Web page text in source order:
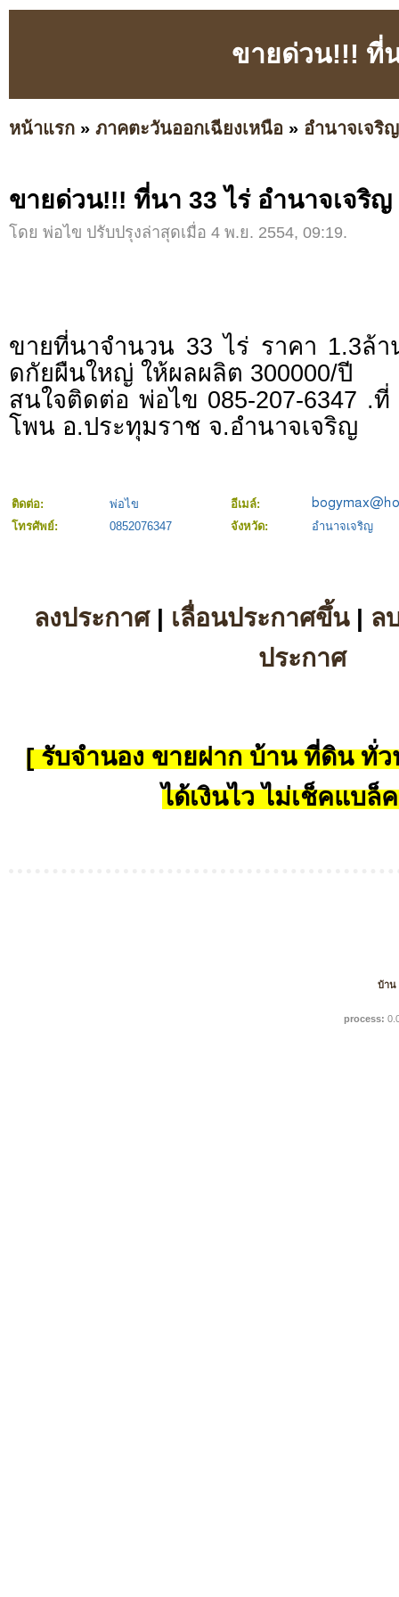
ขายด่วน!!! ที่
หน้าแรก » ภาคตะวันออกเฉียงเหนือ » อำนาจเจริญ
ขายด่วน!!! ที่นา 33 ไร่ อำนาจเจริญ
โดย พ่อไข ปรับปรุงล่าสุดเมื่อ 4 พ.ย. 2554, 09:19.
ขายที่นาจำนวน 33 ไร่ ราคา 1.3ล้
ดกัยผืนใหญ่ ให้ผลผลิต 300000/ปี
สนใจติดต่อ พ่อไข 085-207-6347 .
โพน อ.ประทุมราช จ.อำนาจเจริญ
ติดต่อ: พ่อไข
อีเมล์:
โทรศัพย์:
0852076347 จังหวัด: อำนาจเจริญ
ลงประกาศ| เลื่อนประกาศขึ้น| ล
ประกาศ
[ รับจำนอง ขายฝาก บ้าน ที่ดิน ทั่ว
ได้เงินไว ไม่เช็คแบล็
บ้าน
process: